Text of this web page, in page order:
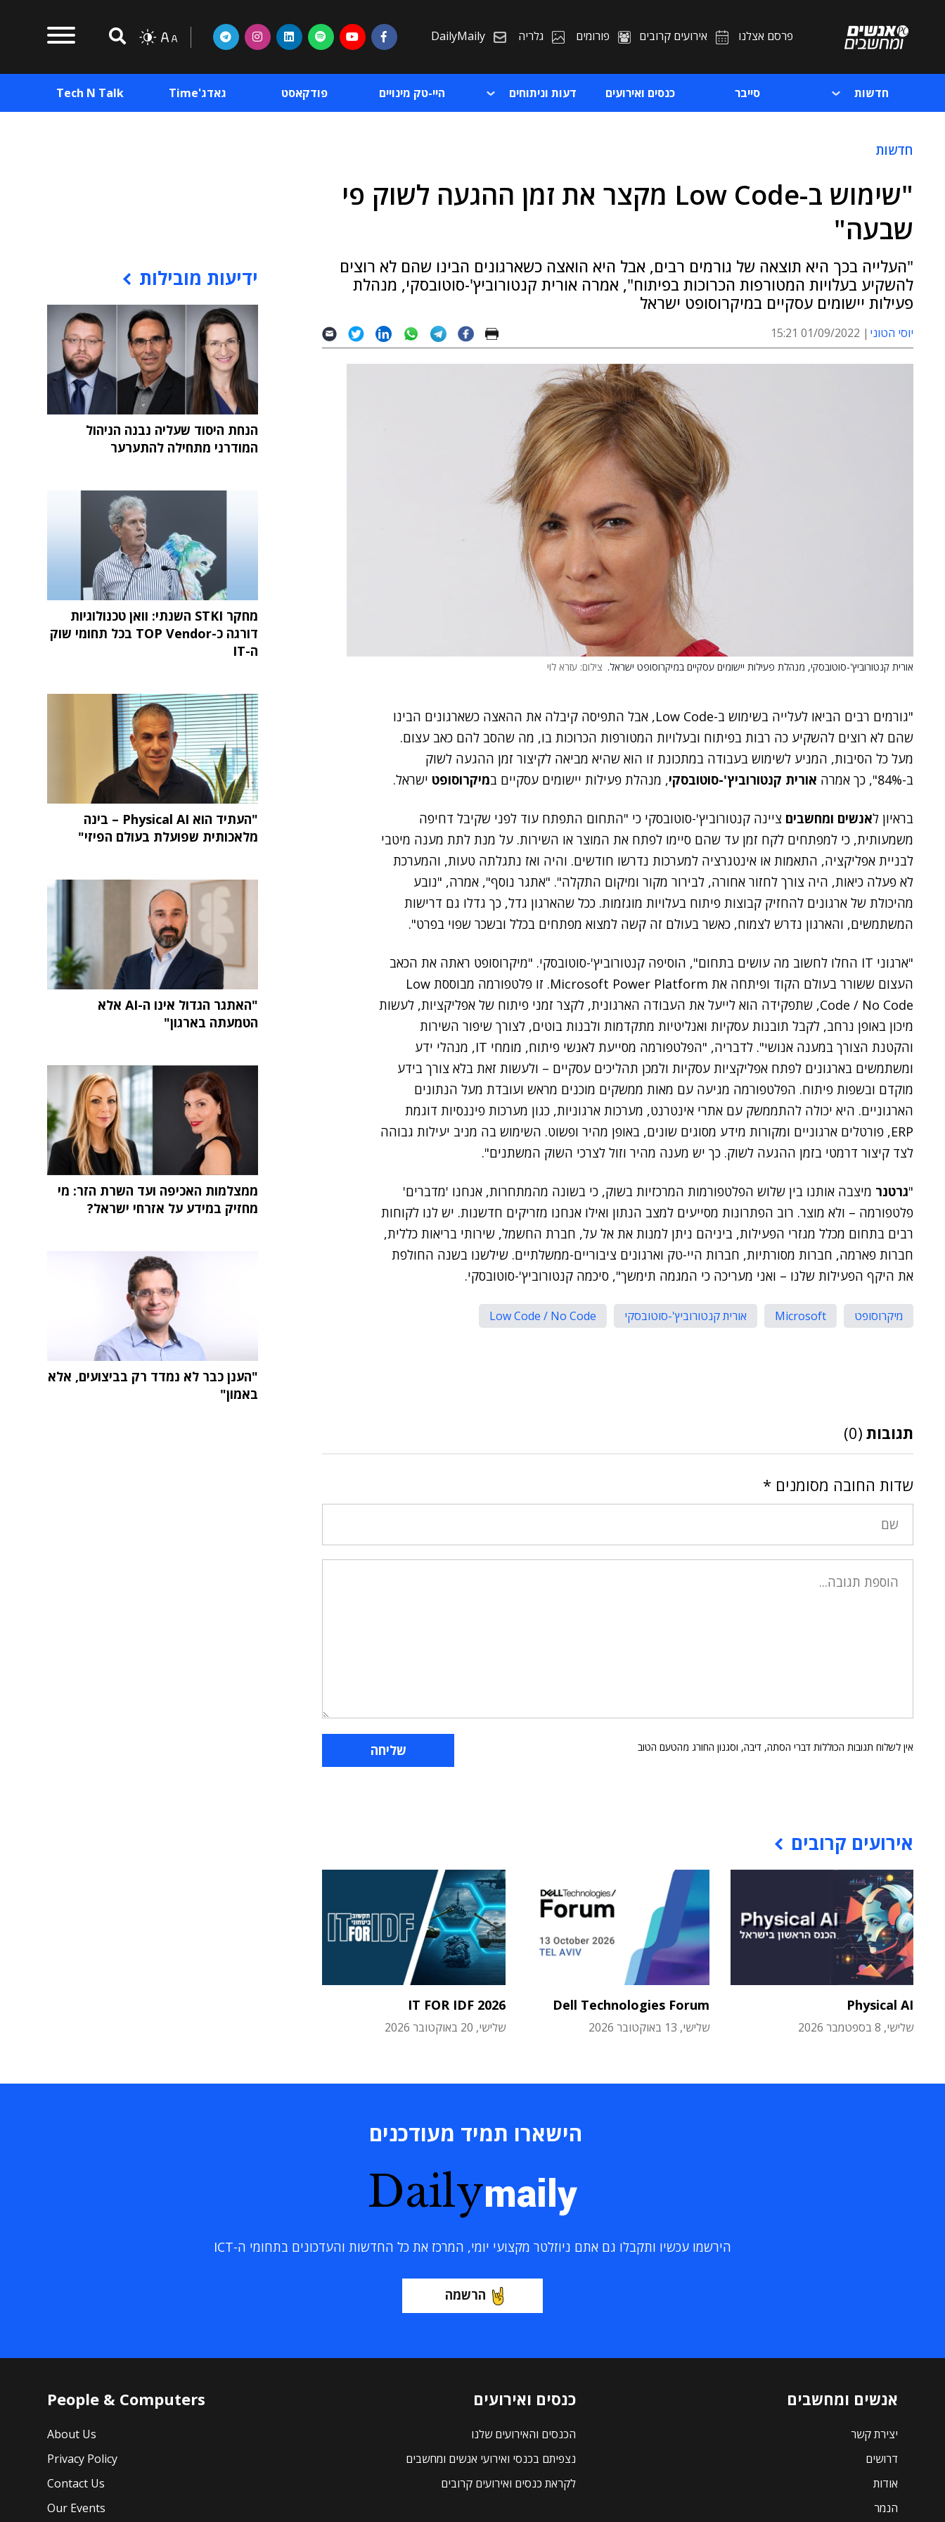
פרסם אצלנו אירועים קרובים פורומים גלריה DailyMaily
חדשות סייבר כנסים ואירועים דעות וניתוחים היי-טק מינויים פודקאסט גאדג'Time Tech N Talk
חדשות
"שימוש ב-Low Code מקצר את זמן ההגעה לשוק פי
שבעה"
"העלייה בכך היא תוצאה של גורמים רבים, אבל היא הואצה כשארגונים הבינו שהם לא רוצים
להשקיע בעלויות המטורפות הכרוכות בפיתוח", אמרה אורית קנטורוביץ'-סוטובסקי, מנהלת
פעילות יישומים עסקיים במיקרוסופט ישראל
יוסי הטוני 01/09/2022 15:21
אורית קנטורוביץ'-סוטובסקי, מנהלת פעילות יישומים עסקיים במיקרוסופט ישראל. צילום: עזרא לוי
"גורמים רבים הביאו לעלייה בשימוש ב-Low Code, אבל התפיסה קיבלה את ההאצה כשארגונים הבינו
שהם לא רוצים להשקיע כה רבות בפיתוח ובעלויות המטורפות הכרוכות בו, מה שהסב להם כאב עצום.
מעל כל הסיבות, המניע לשימוש בעבודה במתכונת זו הוא שהיא מביאה לקיצור זמן ההגעה לשוק
ב-84%", כך אמרה
אורית קנטורוביץ'-סוטובסקי, מנהלת פעילות יישומים עסקיים במיקרוסופט ישראל.
בראיון לאנשים ומחשבים ציינה קנטורוביץ'-סוטובסקי כי "התחום התפתח עוד לפני שקיבל דחיפה
משמעותית, כי למפתחים לקח זמן עד שהם סיימו לפתח את המוצר או השירות. על מנת לתת מענה מיטבי
לבניית אפליקציה, התאמות או אינטגרציה למערכות נדרשו חודשים. והיה ואז נתגלתה טעות, והמערכת
לא פעלה כיאות, היה צורך לחזור אחורה, לבירור מקור ומיקום התקלה". "אתגר נוסף", אמרה, "נובע
מהיכולת של ארגונים להחזיק קבוצות פיתוח בעלויות מוגזמות. ככל שהארגון גדל, כך גדלו גם דרישות
המשתמשים, והארגון נדרש לצמוח, כאשר בעולם זה קשה למצוא מפתחים בכלל ובשכר שפוי בפרט".
"ארגוני IT החלו לחשוב מה עושים בתחום", הוסיפה קנטורוביץ'-סוטובסקי. "מיקרוסופט ראתה את הכאב
העצום ששורר בעולם הקוד ופיתחה את Microsoft Power Platform. זו פלטפורמה מבוססת Low
Code / No Code, שתפקידה הוא לייעל את העבודה הארגונית, לקצר זמני פיתוח של אפליקציות, לעשות
מיכון באופן נרחב, לקבל תובנות עסקיות ואנליטיות מתקדמות ולבנות בוטים, לצורך שיפור השירות
והקטנת הצורך במענה אנושי". לדבריה, "הפלטפורמה מסייעת לאנשי פיתוח, מומחי IT, מנהלי ידע
ומשתמשים בארגונים לפתח אפליקציות עסקיות ולמכן תהליכים עסקיים – ולעשות זאת בלא צורך בידע
מוקדם ובשפות פיתוח. הפלטפורמה מגיעה עם מאות ממשקים מוכנים מראש ועובדת מעל הנתונים
הארגוניים. היא יכולה להתממשק עם אתרי אינטרנט, מערכות ארגוניות, כגון מערכות פיננסיות דוגמת
ERP, פורטלים ארגוניים ומקורות מידע מסוגים שונים, באופן מהיר ופשוט. השימוש בה מניב יעילות גבוהה
לצד קיצור דרמטי בזמן ההגעה לשוק. כך יש מענה מהיר וזול לצרכי השוק המשתנים".
"גרטנר מיצבה אותנו בין שלוש הפלטפורמות המרכזיות בשוק, כי בשונה מהמתחרות, אנחנו 'מדברים'
פלטפורמה – ולא מוצר. רוב הפתרונות מסייעים למצב הנתון ואילו אנחנו מזריקים חדשנות. יש לנו לקוחות
רבים בתחום מכלל מגזרי הפעילות, ביניהם ניתן למנות את אל על, חברת החשמל, שירותי בריאות כללית,
חברות פארמה, חברות מסורתיות, חברות היי-טק וארגונים ציבוריים-ממשלתיים. שילשנו בשנה החולפת
את היקף הפעילות שלנו – ואני מעריכה כי המגמה תימשך", סיכמה קנטורוביץ'-סוטובסקי.
מיקרוסופט Microsoft אורית קנטורוביץ'-סוטובסקי Low Code / No Code
תגובות (0)
שדות החובה מסומנים *
אין לשלוח תגובות הכוללות דברי הסתה, דיבה, וסגנון החורג מהטעם הטוב
אירועים קרובים
Physical AI
שלישי, 8 בספטמבר 2026
Dell Technologies Forum
שלישי, 13 באוקטובר 2026
IT FOR IDF 2026
שלישי, 20 באוקטובר 2026
ידיעות מובילות
הנחת היסוד שעליה נבנה הניהול
המודרני מתחילה להתערער
מחקר STKI השנתי: וואן טכנולוגיות
דורגה כ-TOP Vendor בכל תחומי שוק
ה-IT
"העתיד הוא Physical AI – בינה
מלאכותית שפועלת בעולם הפיזי"
"האתגר הגדול אינו ה-AI אלא
הטמעתה בארגון"
ממצלמות האכיפה ועד השרת הזר: מי
מחזיק במידע על אזרחי ישראל?
"הענן כבר לא נמדד רק בביצועים, אלא
באמון"
הישארו תמיד מעודכנים
Dailymaily
הירשמו עכשיו ותקבלו גם אתם ניוזלטר מקצועי יומי, המרכז את כל החדשות והעדכונים בתחומי ה-ICT
הרשמה
אנשים ומחשבים
יצירת קשר
דרושים
אודות
הנמר
כנסים ואירועים
הכנסים והאירועים שלנו
נצפיתם בכנסי ואירועי אנשים ומחשבים
לקראת כנסים ואירועים קרובים
People & Computers
About Us
Privacy Policy
Contact Us
Our Events